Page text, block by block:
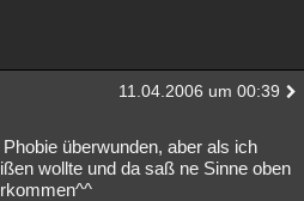
11.04.2006 um 00:39
überwunden, aber als ich
wollte und da saß ne Sinne oben